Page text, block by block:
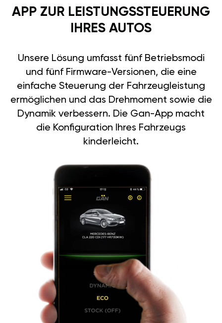
APP ZUR LEISTUNGSSTEUERUNG
IHRES AUTOS
Unsere Lösung umfasst fünf Betriebsmodi
und fünf Firmware-Versionen, die eine
einfache Steuerung der Fahrzeugleistung
ermöglichen und das Drehmoment sowie die
Dynamik verbessern. Die Gan-App macht
die Konfiguration Ihres Fahrzeugs
kinderleicht.